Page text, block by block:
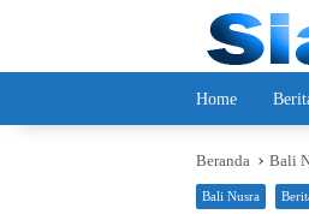
Home
Beranda Bali
Bali Nusra